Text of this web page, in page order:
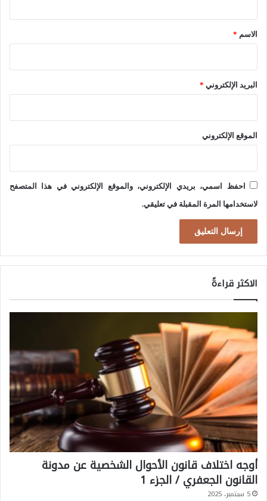
ا
ك
ب
ى
*الاسم *
البريد الإلكتروني *
الموقع الإلكتروني
احفظ اسمي، بريدي الإلكتروني، والموقع الإلكتروني في هذا المتصفح
لاستخدامها المرة المقبلة في تعليقي.
الاكثر قراءةً
أوجه اختلاف قانون الأحوال الشخصية عن مدونة
القانون الجعفري / الجزء 1
5 سبتمبر، 2025